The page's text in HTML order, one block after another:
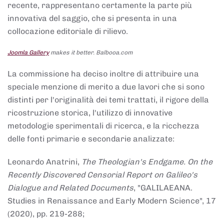
recente, rappresentano certamente la parte più
innovativa del saggio, che si presenta in una
collocazione editoriale di rilievo.
Joomla Gallerymakes it better. Balbooa.com
La commissione ha deciso inoltre di attribuire una
speciale menzione di merito a due lavori che si sono
distinti per l'originalità dei temi trattati, il rigore della
ricostruzione storica, l'utilizzo di innovative
metodologie sperimentali di ricerca, e la ricchezza
delle fonti primarie e secondarie analizzate:
Leonardo Anatrini, The Theologian's Endgame. On the
Recently Discovered Censorial Report on Galileo's
Dialogue and Related Documents, "GALILAEANA.
Studies in Renaissance and Early Modern Science", 17
(2020), pp. 219-288;